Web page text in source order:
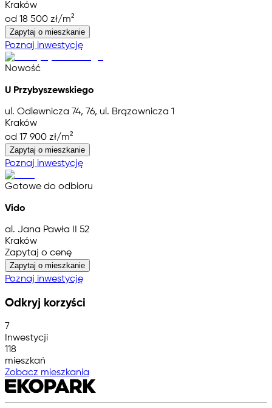
Kraków
od 18 500 zł/m²
Zapytaj o mieszkanie
Poznaj inwestycję
Nowość
U Przybyszewskiego
ul. Odlewnicza 74, 76, ul. Brązownicza 1
Kraków
od 17 900 zł/m²
Zapytaj o mieszkanie
Poznaj inwestycję
Gotowe do odbioru
Vido
al. Jana Pawła II 52
Kraków
Zapytaj o cenę
Zapytaj o mieszkanie
Poznaj inwestycję
Odkryj korzyści
7
Inwestycji
118
mieszkań
Zobacz mieszkania